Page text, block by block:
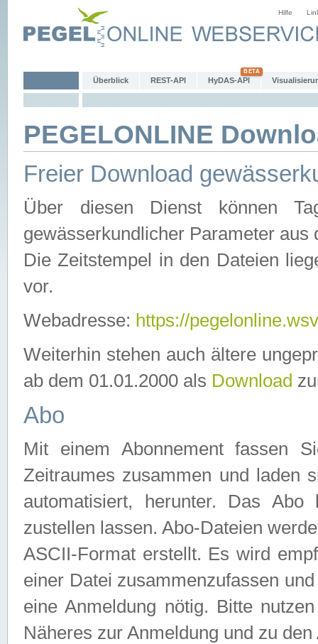
Hilfe
Überblick REST-API HyDAS-API
PEGELONLINE
Freier Download
Über diesen Dienst können
gewässerkundlicher Parameter aus
Die Zeitstempel in den Dateien
vor.
Webadresse: https://
Weiterhin stehen auch ältere
ab dem 01.01.2000 als Download
Abo
Mit einem Abonnement fassen
Zeitraumes zusammen und laden
automatisiert, herunter. Das
zustellen lassen. Abo-Dateien
ASCII-Format erstellt. Es wird
einer Datei zusammenzufassen
eine Anmeldung nötig. Bitte
Näheres zur Anmeldung und zu